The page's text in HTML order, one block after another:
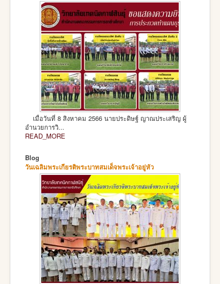
เมื่อวันที่ 8 สิงหาคม 2566 นายประดิษฐ์ ญาณประเสริญ ผู้
อำนวยการวิ...
READ_MORE
Blog
วันเฉลิมพระเกียรติพระบาทสมเด็จพระเจ้าอยู่หัว